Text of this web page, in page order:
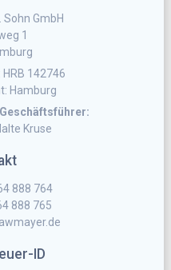
Sohn GmbH
1
142746
Hamburg
Kruse
888 764
888 765
ID